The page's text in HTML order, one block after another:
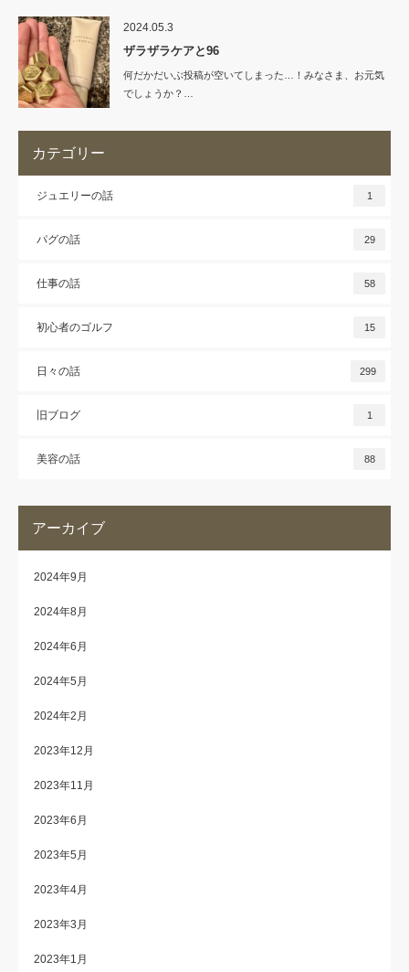
2024.05.3
ザラザラケアと96
何だかだいぶ投稿が空いてしまった…！みなさま、お元気
でしょうか？…
カテゴリー
ジュエリーの話 1
パグの話 29
仕事の話 58
初心者のゴルフ 15
日々の話 299
旧ブログ 1
美容の話 88
アーカイブ
2024年9月
2024年8月
2024年6月
2024年5月
2024年2月
2023年12月
2023年11月
2023年6月
2023年5月
2023年4月
2023年3月
2023年1月